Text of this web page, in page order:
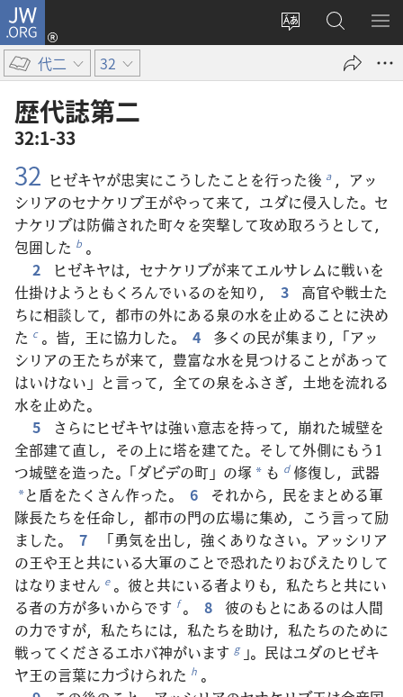
JW.ORG
サ
ト
変
え
る
ロ
グ
ン
タ
ブ
で
開
く）
JW.ORG
の
検
メ
を
代二 32
歴代誌​第​二
32:1-33
32 ヒゼキヤが忠実にこうしたことを行った後 a ，アッ
シリアのセナケリブ王がやって来て，ユダに侵入した。セ
ナケリブは防備された町々を突撃して攻め取ろうとして，
包囲した b 。
2
ヒゼキヤは，セナケリブが来てエルサレムに戦いを
仕掛けようともくろんでいるのを知り，
3
高官や戦士た
ちに相談して，都市の外にある泉の水を止めることに決め
た c 。皆，王に協力した。 4
多くの民が集まり，「アッ
シリアの王たちが来て，豊富な水を見つけることがあって
はいけない」と言って，全ての泉をふさぎ，土地を流れる
水を止めた。
5
さらにヒゼキヤは強い意志を持って，崩れた城壁を
全部建て直し，その上に塔を建てた。そして外側にもう1
つ城壁を造った。「ダビデの町」の塚 * も d 修復し，武器
*と盾をたくさん作った。 6
それから，民をまとめる軍
隊長たちを任命し，都市の門の広場に集め，こう言って励
ました。
7
「勇気を出し，強くありなさい。アッシリア
の王や王と共にいる大軍のことで恐れたりおびえたりして
はなりません e 。彼と共にいる者よりも，私たちと共にい
る者の方が多いからです f 。 8
彼のもとにあるのは人間
の力ですが，私たちには，私たちを助け，私たちのために
戦ってくださるエホバ神がいます g 」。民はユダのヒゼキ
ヤ王の言葉に力づけられた h 。